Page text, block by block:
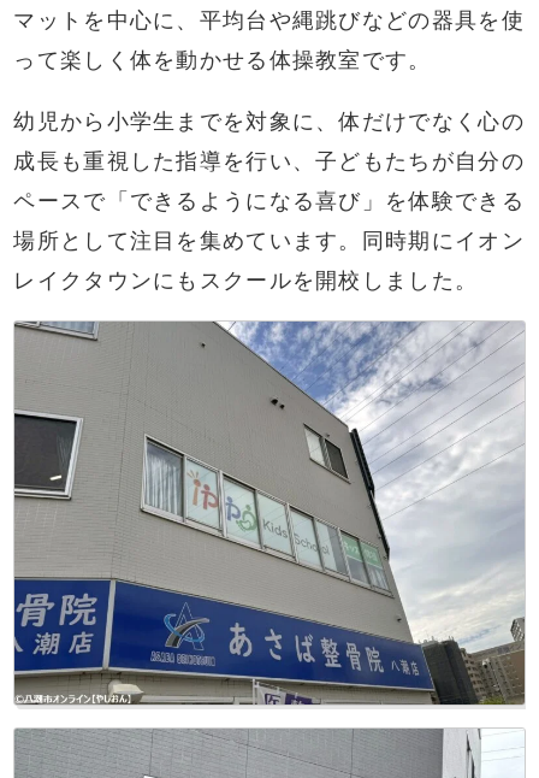
マットを中心に、平均台や縄跳びなどの器具を使
って楽しく体を動かせる体操教室です。
幼児から小学生までを対象に、体だけでなく心の
成長も重視した指導を行い、子どもたちが自分の
ペースで「できるようになる喜び」を体験できる
場所として注目を集めています。同時期にイオン
レイクタウンにもスクールを開校しました。